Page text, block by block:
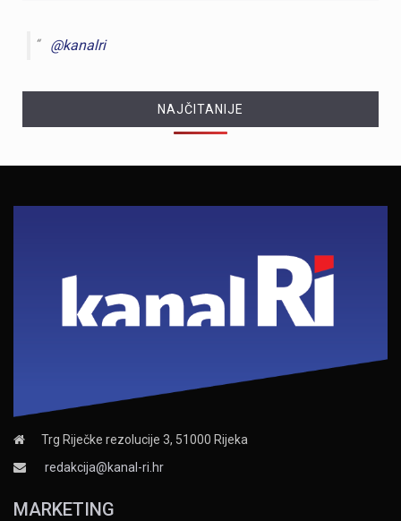
@kanalri
NAJČITANIJE
Trg Riječke rezolucije 3, 51000 Rijeka
redakcija@kanal-ri.hr
MARKETING